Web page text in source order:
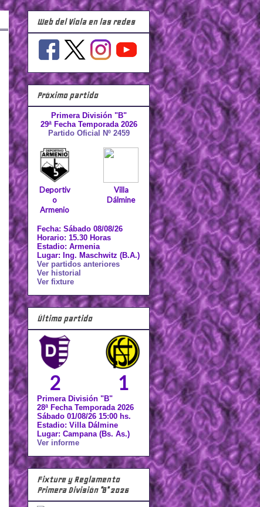
Web del Viola en las redes
Próximo partido
Primera División "B"
29ª Fecha Temporada 2026
Partido Oficial Nº 2459
Deportiv
o
Armenio
Villa
Dálmine
Fecha: Sábado 08/08/26
Horario: 15.30 Horas
Estadio: Armenia
Lugar: Ing. Maschwitz (B.A.)
Ver partidos anteriores
Ver historial
Ver fixture
Último partido
2 1
Primera División "B"
28ª Fecha Temporada 2026
Sábado 01/08/26 15:00 hs.
Estadio: Villa Dálmine
Lugar: Campana (Bs. As.)
Ver informe
Fixture y Reglamento
Primera División "B" 2026